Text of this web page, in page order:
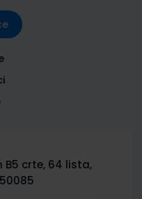
B5 crte, 64 lista,